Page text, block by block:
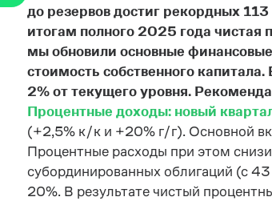
до резервов достиг рекордных
итогам полного 2025 года чистая
мы обновили основные
стоимость собственного
2% от текущего уровня.
Процентные доходы: новый
(+2,5% к/к и +20% г/г). Основной
Процентные расходы при этом
субординированных облигаций (с
20%. В результате чистый